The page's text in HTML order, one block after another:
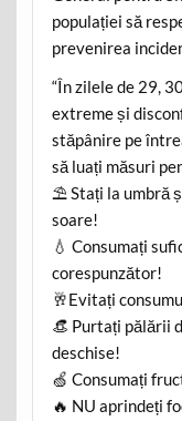
populației să
prevenirea
“În zilele de 29,
extreme și
stăpânire pe
să luați măsuri
⛱️ Stați la umbră
soare!
💧 Consumați
corespunzător!
🥂Evitați
👒 Purtați pălării
deschise!
🍏 Consumați
🔥 NU aprindeți